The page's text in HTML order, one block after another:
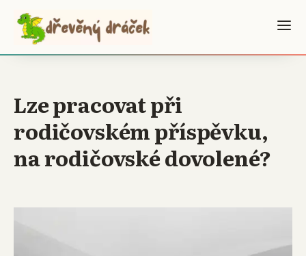
Lze pracovat při
rodičovském příspěvku,
na rodičovské dovolené?